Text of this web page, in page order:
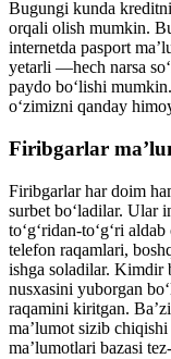
Bugungi kunda
orqali olish mumkin.
internetda pasport
yetarli —hech narsa
paydo bo‘lishi
o‘zimizni qanday
Firibgarlar
Firibgarlar har doim
surbet bo‘ladilar. Ular
to‘g‘ridan-to‘g‘ri
telefon raqamlari,
ishga soladilar. Kimdir
nusxasini yuborgan
raqamini kiritgan.
ma’lumot sizib
ma’lumotlari bazasi